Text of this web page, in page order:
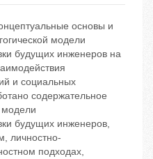
основы и
модели
будущих инженеров на
и социальных
содержательное
модели
будущих инженеров,
личностно-
подходах,